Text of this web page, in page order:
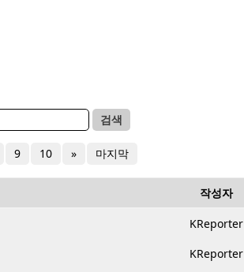
검색
9 10 » 마지막
작성자
KReporter
KReporter